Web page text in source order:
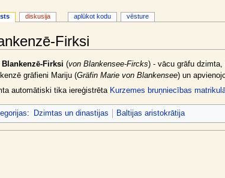
Firksi
Blankenzē-Firksi (von Blankensee-Fircks) - vācu grāfu dzimta,
grāfieni Mariju (Gräfin Marie von Blankensee) un
automātiski tika iereģistrēta Kurzemes bruņniecības
: Dzimtas un dinastijas Baltijas aristokrātija
diskusija aplūkot kodu vēsture